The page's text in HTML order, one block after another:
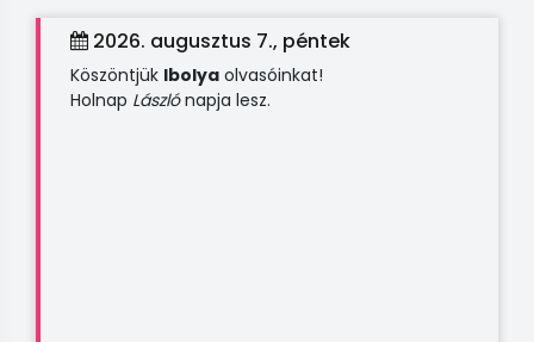
2026. augusztus 7., péntek
Köszöntjük Ibolya olvasóinkat!
Holnap Lászlónapja lesz.